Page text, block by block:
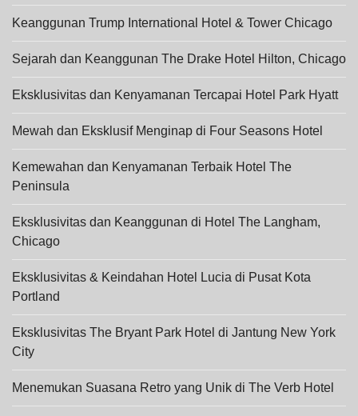
Keanggunan Trump International Hotel & Tower Chicago
Sejarah dan Keanggunan The Drake Hotel Hilton, Chicago
Eksklusivitas dan Kenyamanan Tercapai Hotel Park Hyatt
Mewah dan Eksklusif Menginap di Four Seasons Hotel
Kemewahan dan Kenyamanan Terbaik Hotel The
Peninsula
Eksklusivitas dan Keanggunan di Hotel The Langham,
Chicago
Eksklusivitas & Keindahan Hotel Lucia di Pusat Kota
Portland
Eksklusivitas The Bryant Park Hotel di Jantung New York
City
Menemukan Suasana Retro yang Unik di The Verb Hotel